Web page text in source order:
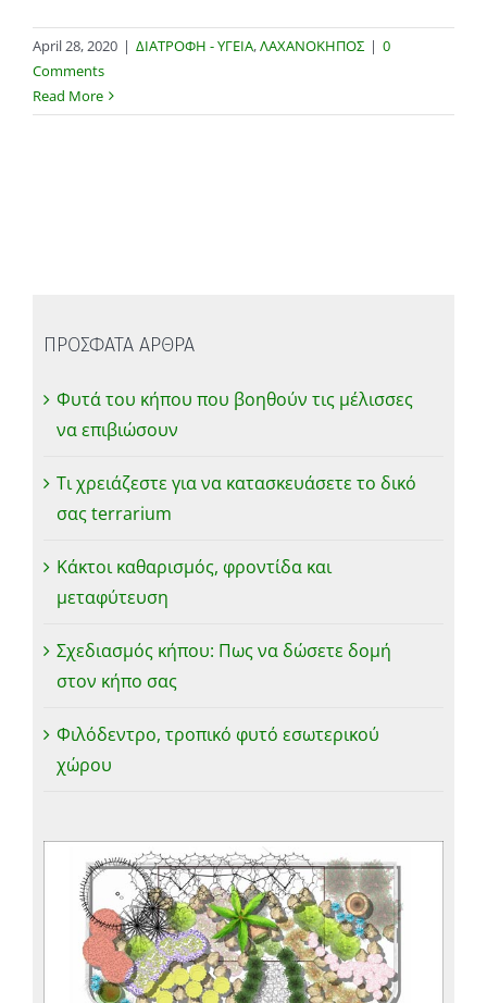
April 28, 2020 | ΔΙΑΤΡΟΦΗ - ΥΓΕΙΑ,ΛΑΧΑΝΟΚΗΠΟΣ | 0
Comments
Read More
ΠΡΟΣΦΑΤΑ ΑΡΘΡΑ
Φυτά του κήπου που βοηθούν τις μέλισσες
να επιβιώσουν
Τι χρειάζεστε για να κατασκευάσετε το δικό
σας terrarium
Κάκτοι καθαρισμός, φροντίδα και
μεταφύτευση
Σχεδιασμός κήπου: Πως να δώσετε δομή
στον κήπο σας
Φιλόδεντρο, τροπικό φυτό εσωτερικού
χώρου